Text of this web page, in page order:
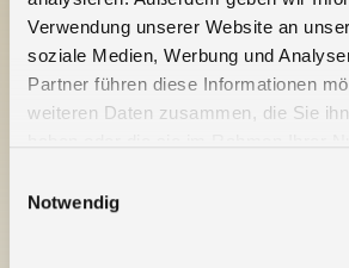
Verwendung unserer Website an
soziale Medien, Werbung und
Partner führen diese Informationen
weiteren Daten zusammen, die Sie
Notwendig
project. Its completion will be
course.